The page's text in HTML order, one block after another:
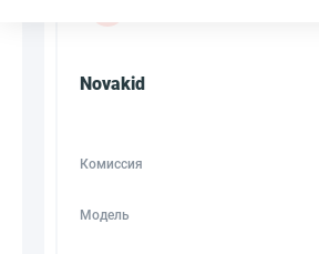
Novakid
Комиссия
Модель